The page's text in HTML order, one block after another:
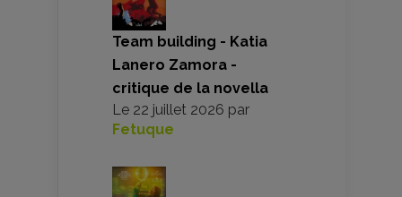
Team building - Katia
Lanero Zamora -
critique de la novella
Le 22 juillet 2026 par
Fetuque